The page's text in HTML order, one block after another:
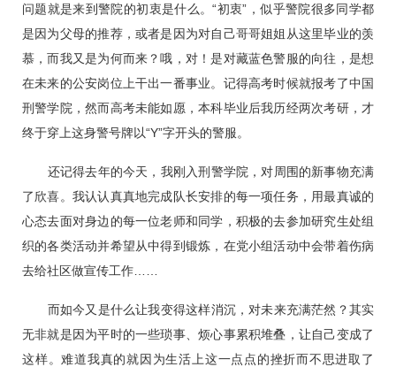
问题就是来到警院的初衷是什么。“初衷”，似乎警院很多同学都
是因为父母的推荐，或者是因为对自己哥哥姐姐从这里毕业的羡
慕，而我又是为何而来？哦，对！是对藏蓝色警服的向往，是想
在未来的公安岗位上干出一番事业。记得高考时候就报考了中国
刑警学院，然而高考未能如愿，本科毕业后我历经两次考研，才
终于穿上这身警号牌以“Y”字开头的警服。
还记得去年的今天，我刚入刑警学院，对周围的新事物充满
了欣喜。我认认真真地完成队长安排的每一项任务，用最真诚的
心态去面对身边的每一位老师和同学，积极的去参加研究生处组
织的各类活动并希望从中得到锻炼，在党小组活动中会带着伤病
去给社区做宣传工作……
而如今又是什么让我变得这样消沉，对未来充满茫然？其实
无非就是因为平时的一些琐事、烦心事累积堆叠，让自己变成了
这样。难道我真的就因为生活上这一点点的挫折而不思进取了